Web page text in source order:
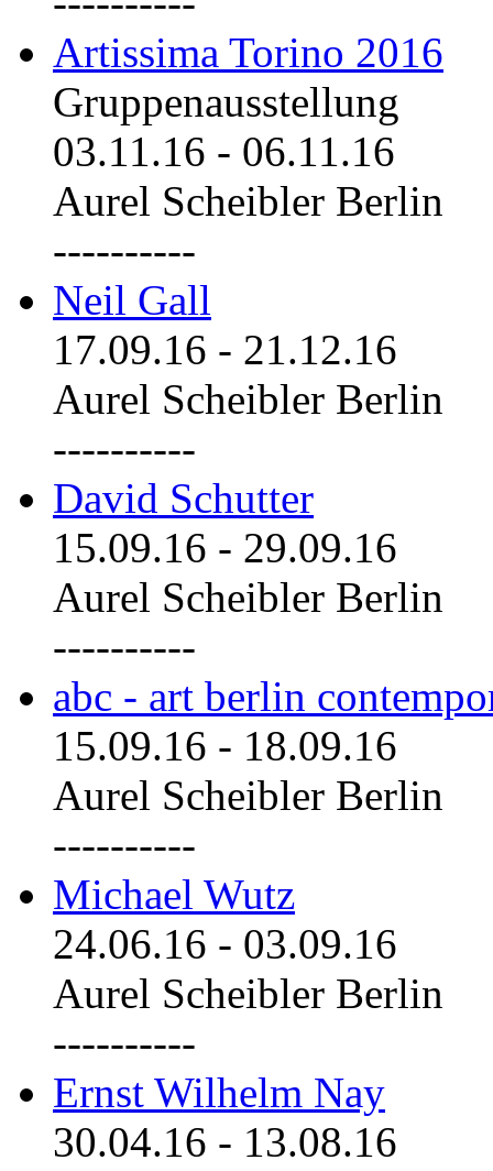
Artissima Torino 2016
Gruppenausstellung
03.11.16 - 06.11.16
Aurel Scheibler Berlin
----------
Neil Gall
17.09.16 - 21.12.16
Aurel Scheibler Berlin
----------
David Schutter
15.09.16 - 29.09.16
Aurel Scheibler Berlin
----------
abc - art berlin
15.09.16 - 18.09.16
Aurel Scheibler Berlin
----------
Michael Wutz
24.06.16 - 03.09.16
Aurel Scheibler Berlin
----------
Ernst Wilhelm Nay
30.04.16 - 13.08.16